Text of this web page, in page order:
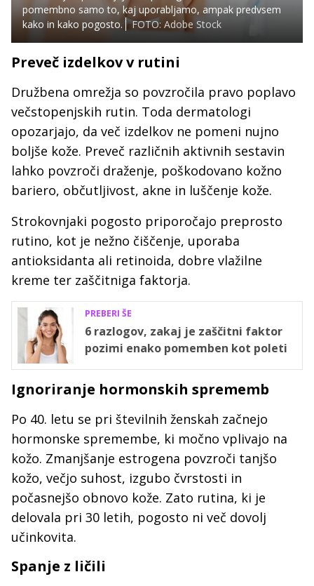
pomembno samo to, kaj uporabljamo, ampak predvsem
kako in kako pogosto.
FOTO: Adobe Stock
Preveč izdelkov v rutini
Družbena omrežja so povzročila pravo poplavo
večstopenjskih rutin. Toda dermatologi
opozarjajo, da več izdelkov ne pomeni nujno
boljše kože. Preveč različnih aktivnih sestavin
lahko povzroči draženje, poškodovano kožno
bariero, občutljivost, akne in luščenje kože.
Strokovnjaki pogosto priporočajo preprosto
rutino, kot je nežno čiščenje, uporaba
antioksidanta ali retinoida, dobre vlažilne
kreme ter zaščitniga faktorja.
PREBERI ŠE
6 razlogov, zakaj je zaščitni faktor
pozimi enako pomemben kot poleti
Ignoriranje hormonskih sprememb
Po 40. letu se pri številnih ženskah začnejo
hormonske spremembe, ki močno vplivajo na
kožo. Zmanjšanje estrogena povzroči tanjšo
kožo, večjo suhost, izgubo čvrstosti in
počasnejšo obnovo kože. Zato rutina, ki je
delovala pri 30 letih, pogosto ni več dovolj
učinkovita.
Spanje z ličili